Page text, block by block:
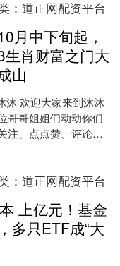
： 道正网配资平台
月中下旬起，
生肖财富之门大
山
沐 欢迎大家来到沐沐
哥哥姐姐们动动你们
注、点点赞、评论转
在这里祝大家家庭
： 道正网配资平台
上亿元！基金
多只ETF成“大